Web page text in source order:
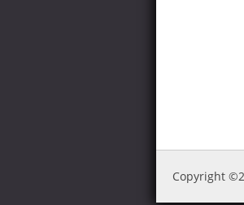
Copyright